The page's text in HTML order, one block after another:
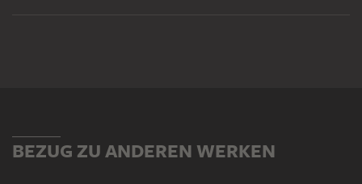
BEZUG ZU ANDEREN WERKEN